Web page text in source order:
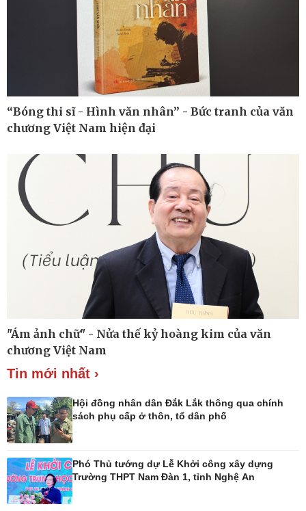
Tỷ giá
Chứng khoán
Giá cà phê
Pháp luật
Vụ án
Tin nóng
Thể thao
Pickleball
Bóng đá quốc tế
Bóng đá Việt Nam
Thế giới thể thao
Lịch thi đấu bóng đá
eSports
Hậu trường
Ô tô - Xe máy
Ô tô
Xe máy
Tư vấn
Doanh nghiệp 24h
Doanh nhân
“Bóng thi sĩ - Hình văn nhân” - Bức tranh của văn
chương Việt Nam hiện đại
"Ám ảnh chữ" - Nửa thế kỷ hoàng kim của văn
chương Việt Nam
Tin mới nhất ›
Hội đồng nhân dân Đắk Lắk thông qua chính
sách phụ cấp ở thôn, tổ dân phố
Phó Thủ tướng dự Lễ Khởi công xây dựng
Trường THPT Nam Đàn 1, tỉnh Nghệ An